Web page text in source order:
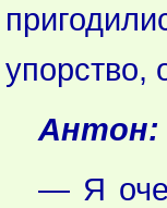
упорство,
Антон:
— Я